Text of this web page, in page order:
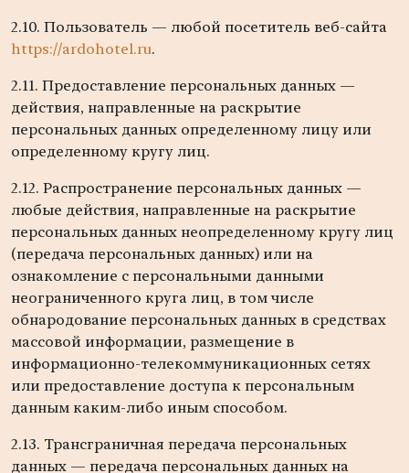
2.10. Пользователь — любой посетитель веб-сайта
https://ardohotel.ru.
2.11. Предоставление персональных данных —
действия, направленные на раскрытие
персональных данных определенному лицу или
определенному кругу лиц.
2.12. Распространение персональных данных —
любые действия, направленные на раскрытие
персональных данных неопределенному кругу лиц
(передача персональных данных) или на
ознакомление с персональными данными
неограниченного круга лиц, в том числе
обнародование персональных данных в средствах
массовой информации, размещение в
информационно-телекоммуникационных сетях
или предоставление доступа к персональным
данным каким-либо иным способом.
2.13. Трансграничная передача персональных
данных — передача персональных данных на